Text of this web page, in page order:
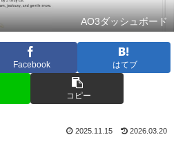
AO3ダッシュボード
Facebook はてブ
コピー
2025.11.15 2026.03.20